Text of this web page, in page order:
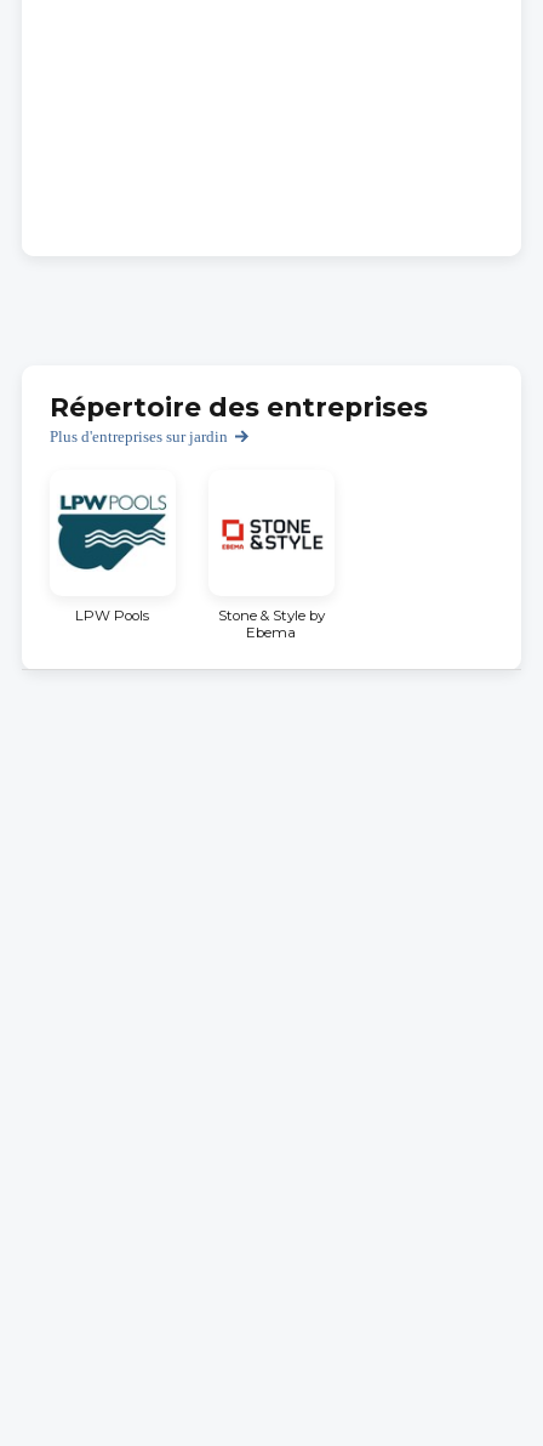
Répertoire des entreprises
Plus d'entreprises sur jardin
LPW Pools
Stone & Style by
Ebema